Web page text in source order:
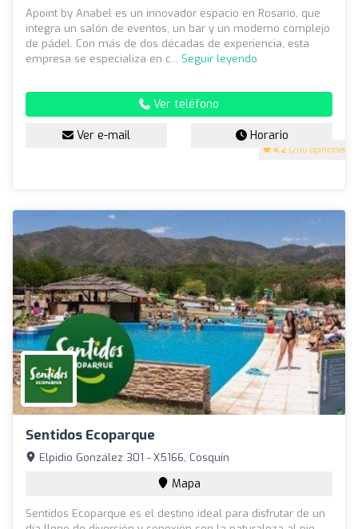
4.2 (200 opiniones)
Apoint by Anabel es un innovador espacio en Rosario, que
integra un salón de eventos, un bar y un moderno complejo
de pádel. Con más de dos décadas de experiencia, esta
empresa se especializa en c... Seguir leyendo
Ver teléfono
Ver e-mail Horario
Sentidos Ecoparque
Elpidio González 301 - X5166, Cosquín
Mapa
Sentidos Ecoparque es el destino ideal para disfrutar de un